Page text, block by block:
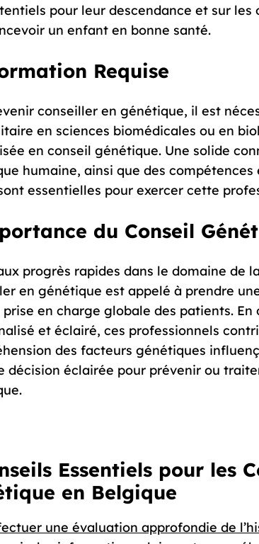
pour leur descendance et sur les
un enfant en bonne santé.
Requise
conseiller en génétique, il est
en sciences biomédicales ou en
en conseil génétique. Une solide
humaine, ainsi que des
essentielles pour exercer cette
du Conseil
progrès rapides dans le domaine de
en génétique est appelé à prendre
prise en charge globale des patients.
et éclairé, ces professionnels
des facteurs génétiques
décision éclairée pour prévenir ou
Essentiels pour les
en Belgique
une évaluation approfondie de